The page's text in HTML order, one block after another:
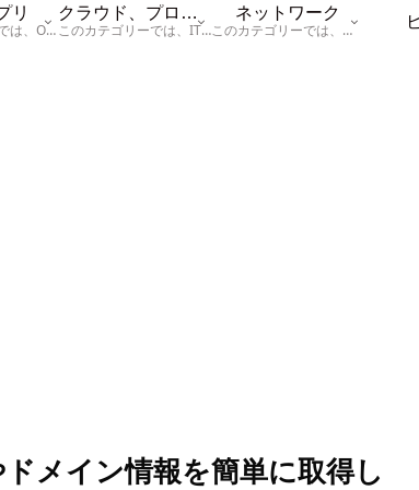
リ
このカテゴリーでは、OSに関する情報を記載しています。
クラウド、プログラム
このカテゴリーでは、ITに関する基本的な情報として「ハードウェア、「サーバー」、「データベース、「ネットワーク」、「セキュリティ」、「プログラム」に関する情報を記載しています。
ネットワーク
このカテゴリーでは、「ネットワーク」に関する情報を記載しています。
メイン情報を簡単に取得し